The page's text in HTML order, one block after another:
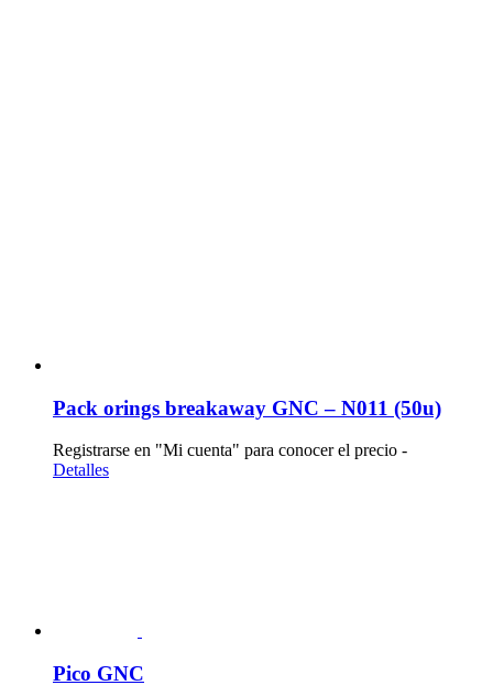
Pack orings breakaway GNC – N011 (50u)
Registrarse en "Mi cuenta" para conocer el precio -
Detalles
Pico GNC